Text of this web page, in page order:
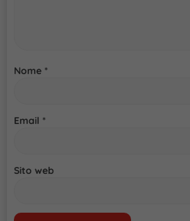
Nome *
Email *
Sito web